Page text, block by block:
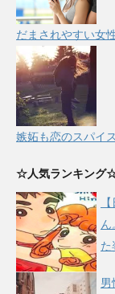
だまされやすい女
嫉妬も恋のスパイ
☆人気ランキング
た
男